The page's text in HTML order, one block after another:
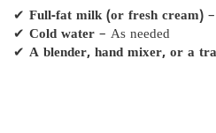
✔ Full-fat milk (or fresh cream)
✔ Cold water – As needed
✔ A blender, hand mixer, or a